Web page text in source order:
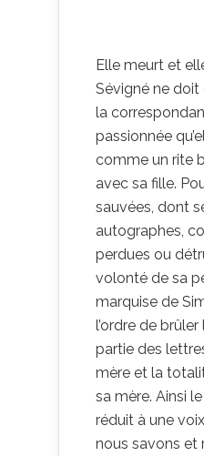
Elle meurt et
Sévigné ne doit
la
passionnée
comme un rite
avec sa fille.
sauvées, dont
autographes,
perdues ou
volonté de sa
marquise de
l’ordre de
partie des
mère et la
sa mère. Ainsi
réduit à une
nous savons et